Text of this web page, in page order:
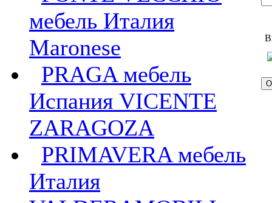
мебель Италия
Maronese
PRAGA мебель
Испания VICENTE
ZARAGOZA
PRIMAVERA мебель
Италия